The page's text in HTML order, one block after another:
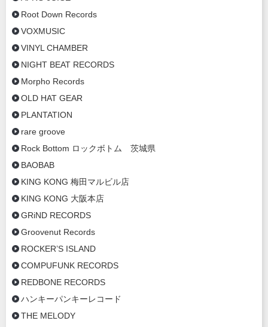
Root Down Records
VOXMUSIC
VINYL CHAMBER
NIGHT BEAT RECORDS
Morpho Records
OLD HAT GEAR
PLANTATION
rare groove
Rock Bottom ロックボトム 茨城県
BAOBAB
KING KONG 梅田マルビル店
KING KONG 大阪本店
GRiND RECORDS
Groovenut Records
ROCKER’S ISLAND
COMPUFUNK RECORDS
REDBONE RECORDS
ハンキーパンキーレコード
THE MELODY